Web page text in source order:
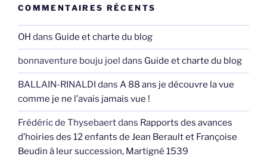
COMMENTAIRES RÉCENTS
OH dans Guide et charte du blog
bonnaventure bouju joel dans Guide et charte du blog
BALLAIN-RINALDI dans A 88 ans je découvre la vue
comme je ne l’avais jamais vue !
Frédéric de Thysebaertdans Rapports des avances
d’hoiries des 12 enfants de Jean Berault et Françoise
Beudin à leur succession, Martigné 1539